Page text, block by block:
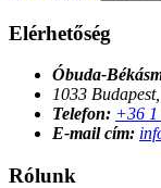
Elérhetőség
Óbuda-
1033
Telefon: +36 1
E-mail cím:
Rólunk